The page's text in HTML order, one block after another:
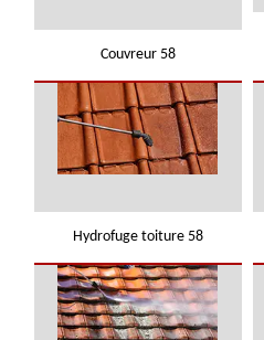
Couvreur 58
Hydrofuge toiture 58